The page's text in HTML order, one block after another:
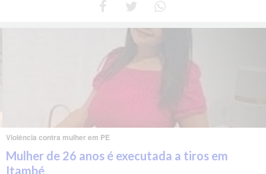
Violência contra mulher em PE
Mulher de 26 anos é executada a tiros em
Itambé